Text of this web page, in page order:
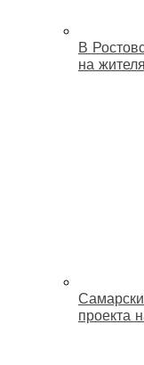
В
на
проекта